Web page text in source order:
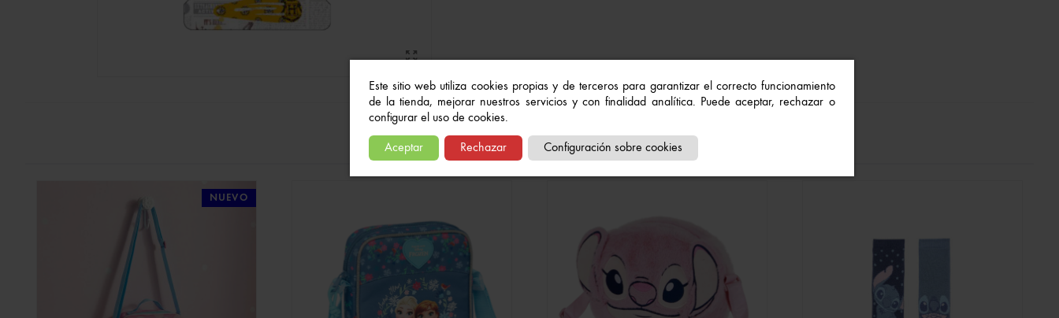
Este sitio web utiliza cookies propias y de terceros para garantizar el correcto funcionamiento
de la tienda, mejorar nuestros servicios y con finalidad analítica. Puede aceptar, rechazar o
configurar el uso de cookies.
Aceptar Rechazar Configuración sobre cookies
Quizás también te gusten...
NUEVO